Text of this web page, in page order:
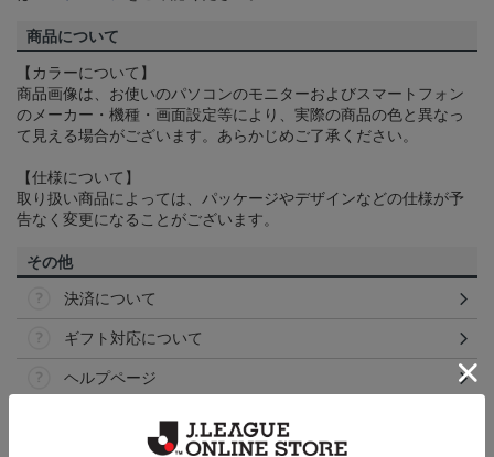
商品について
【カラーについて】
商品画像は、お使いのパソコンのモニターおよびスマートフォン
のメーカー・機種・画面設定等により、実際の商品の色と異なっ
て見える場合がございます。あらかじめご了承ください。
【仕様について】
取り扱い商品によっては、パッケージやデザインなどの仕様が予
告なく変更になることがございます。
その他
決済について
ギフト対応について
ヘルプページ